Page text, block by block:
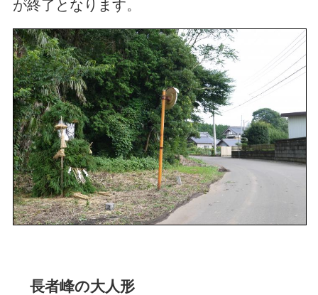
が終了となります。
長者峰の大人形